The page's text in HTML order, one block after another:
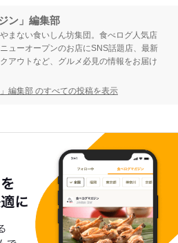
ン」編集部
まない食いしん坊集団。食べログ人気店
ューオープンのお店にSNS話題店、最新
アウトなど、グルメ必見の情報をお届け
編集部 のすべての投稿を表示